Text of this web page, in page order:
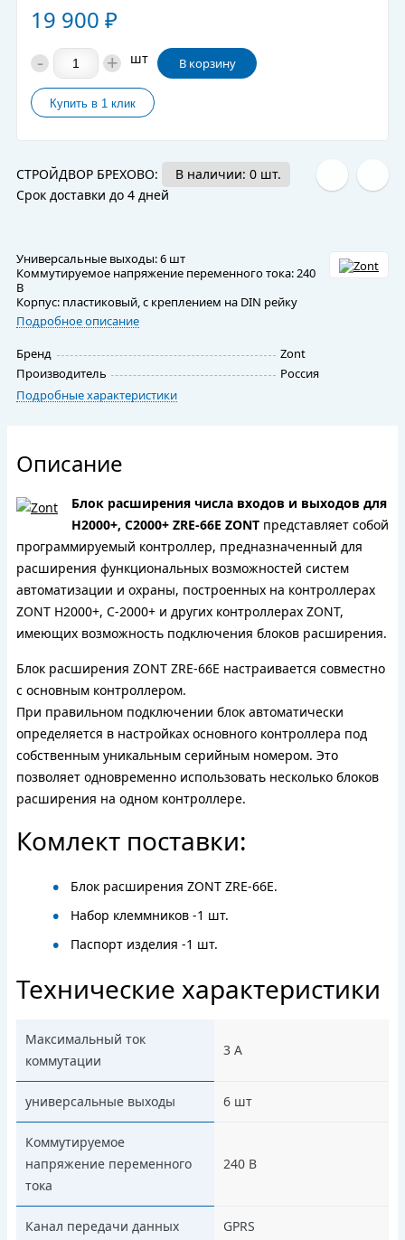
19 900 ₽
- + шт В корзину
СТРОЙДВОР БРЕХОВО:
В наличии: 0 шт.
Срок доставки до 4 дней
Универсальные выходы: 6 шт
Коммутируемое напряжение переменного тока: 240
В
Корпус: пластиковый, с креплением на DIN рейку
Подробное описание
Бренд
Zont
Производитель
Россия
Подробные характеристики
Описание
Блок расширения числа входов и выходов для
Н2000+, С2000+ ZRE-66E ZONT представляет собой
программируемый контроллер, предназначенный для
расширения функциональных возможностей систем
автоматизации и охраны, построенных на контроллерах
ZONT H2000+, C-2000+ и других контроллерах ZONT,
имеющих возможность подключения блоков расширения.
Блок расширения ZONT ZRE-66E настраивается совместно
с основным контроллером.
При правильном подключении блок автоматически
определяется в настройках основного контроллера под
собственным уникальным серийным номером. Это
позволяет одновременно использовать несколько блоков
расширения на одном контроллере.
Комлект поставки:
Блок расширения ZONT ZRE-66E.
Набор клеммников -1 шт.
Паспорт изделия -1 шт.
Технические характеристики
Максимальный ток
коммутации
3 А
универсальные выходы 6 шт
Коммутируемое
напряжение переменного
тока
240 В
Канал передачи данных GPRS